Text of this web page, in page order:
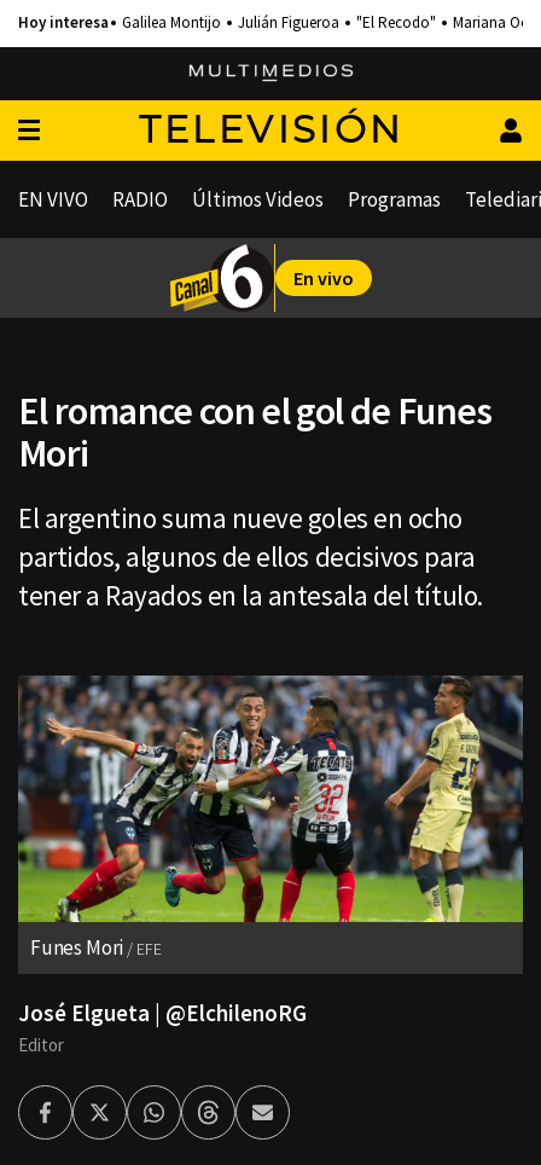
Galilea Montijo Julián Figueroa "El Recodo" Mariana
TELEVISIÓN
EN VIVO RADIO Últimos Videos Programas
En vivo
El romance con el gol de Funes
Mori
El argentino suma nueve goles en ocho
partidos, algunos de ellos decisivos para
tener a Rayados en la antesala del título.
Funes Mori EFE
José Elgueta | @ElchilenoRG
Editor
FacebookTwitterWhatsappThreadsEnviar
por